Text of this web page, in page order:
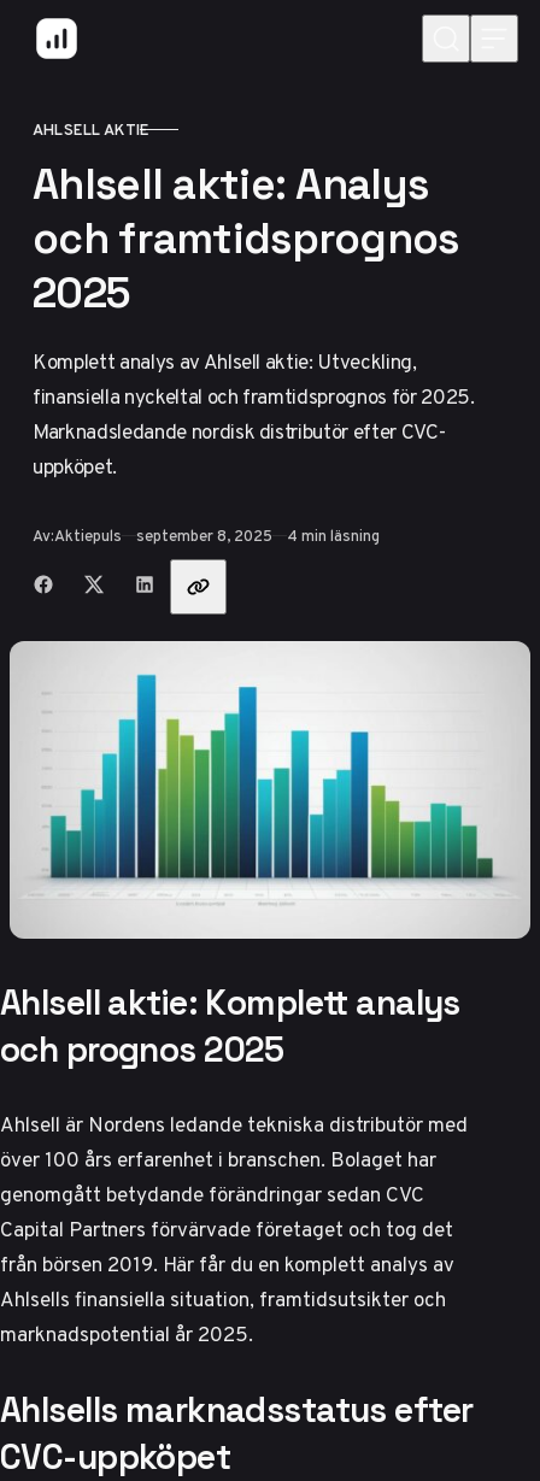
Hoppa till innehåll
KATEGORI
AHLSELL AKTIE
Ahlsell aktie: Analys
och framtidsprognos
2025
Komplett analys av Ahlsell aktie: Utveckling,
finansiella nyckeltal och framtidsprognos för 2025.
Marknadsledande nordisk distributör efter CVC-
uppköpet.
Av:Aktiepuls Publicerad
september 8, 2025 4 min läsning
Dela med vänner
Ahlsell aktie: Komplett analys
och prognos 2025
Ahlsell är Nordens ledande tekniska distributör med
över 100 års erfarenhet i branschen. Bolaget har
genomgått betydande förändringar sedan CVC
Capital Partners förvärvade företaget och tog det
från börsen 2019. Här får du en komplett analys av
Ahlsells finansiella situation, framtidsutsikter och
marknadspotential år 2025.
Ahlsells marknadsstatus efter
CVC-uppköpet